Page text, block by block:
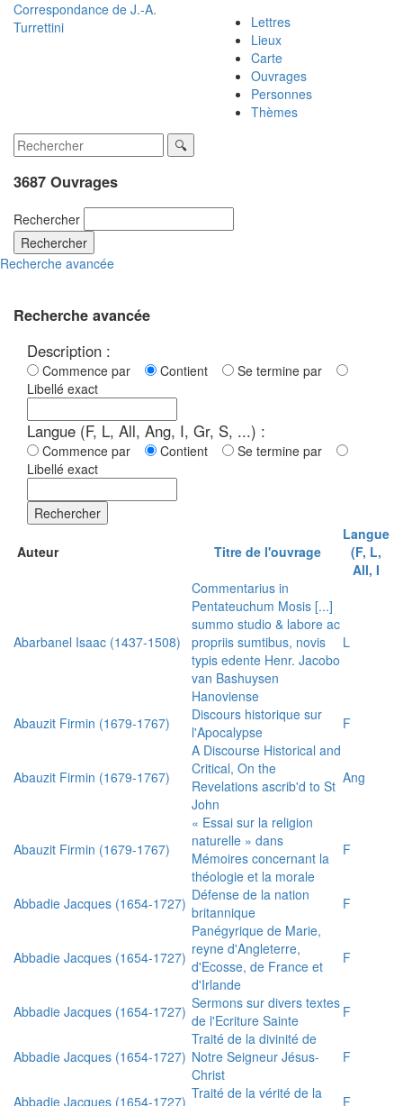
Correspondance de J.-A.
Turrettini
Lettres
Lieux
Carte
Ouvrages
Personnes
Thèmes
3687 Ouvrages
Rechercher
Rechercher
Recherche avancée
Recherche avancée
Description :
Commence par Contient
Se termine par
Libellé exact
Langue (F, L, All, Ang, I, Gr, S, ...) :
Commence par Contient
Se termine par
Libellé exact
Rechercher
Auteur Titre de l'ouvrage
Langue
(F, L,
All, I
Abarbanel Isaac (1437-1508)
Commentarius in
Pentateuchum Mosis [...]
summo studio & labore ac
propriis sumtibus, novis
typis edente Henr. Jacobo
van Bashuysen
Hanoviense
L
Abauzit Firmin (1679-1767)
Discours historique sur
l'Apocalypse
F
Abauzit Firmin (1679-1767)
A Discourse Historical and
Critical, On the
Revelations ascrib'd to St
John
Ang
Abauzit Firmin (1679-1767)
« Essai sur la religion
naturelle » dans
Mémoires concernant la
théologie et la morale
F
Abbadie Jacques (1654-1727) Défense de la nation
britannique
F
Abbadie Jacques (1654-1727)
Panégyrique de Marie,
reyne d'Angleterre,
d'Ecosse, de France et
d'Irlande
F
Abbadie Jacques (1654-1727) Sermons sur divers textes
de l'Ecriture Sainte
F
Abbadie Jacques (1654-1727)
Traité de la divinité de
Notre Seigneur Jésus-
Christ
F
Abbadie Jacques (1654-1727) Traité de la vérité de la
F